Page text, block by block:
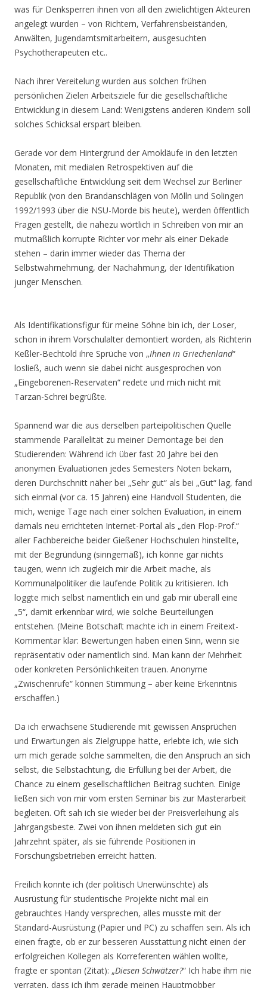
was für Denksperren ihnen von all den zwielichtigen Akteuren
angelegt wurden – von Richtern, Verfahrensbeiständen,
Anwälten, Jugendamtsmitarbeitern, ausgesuchten
Psychotherapeuten etc..
Nach ihrer Vereitelung wurden aus solchen frühen
persönlichen Zielen Arbeitsziele für die gesellschaftliche
Entwicklung in diesem Land: Wenigstens anderen Kindern soll
solches Schicksal erspart bleiben.
Gerade vor dem Hintergrund der Amokläufe in den letzten
Monaten, mit medialen Retrospektiven auf die
gesellschaftliche Entwicklung seit dem Wechsel zur Berliner
Republik (von den Brandanschlägen von Mölln und Solingen
1992/1993 über die NSU-Morde bis heute), werden öffentlich
Fragen gestellt, die nahezu wörtlich in Schreiben von mir an
mutmaßlich korrupte Richter vor mehr als einer Dekade
stehen – darin immer wieder das Thema der
Selbstwahrnehmung, der Nachahmung, der Identifikation
junger Menschen.
Als Identifikationsfigur für meine Söhne bin ich, der Loser,
schon in ihrem Vorschulalter demontiert worden, als Richterin
Keßler-Bechtold ihre Sprüche von „Ihnen in Griechenland“
losließ, auch wenn sie dabei nicht ausgesprochen von
„Eingeborenen-Reservaten“ redete und mich nicht mit
Tarzan-Schrei begrüßte.
Spannend war die aus derselben parteipolitischen Quelle
stammende Parallelität zu meiner Demontage bei den
Studierenden: Während ich über fast 20 Jahre bei den
anonymen Evaluationen jedes Semesters Noten bekam,
deren Durchschnitt näher bei „Sehr gut“ als bei „Gut“ lag, fand
sich einmal (vor ca. 15 Jahren) eine Handvoll Studenten, die
mich, wenige Tage nach einer solchen Evaluation, in einem
damals neu errichteten Internet-Portal als „den Flop-Prof.“
aller Fachbereiche beider Gießener Hochschulen hinstellte,
mit der Begründung (sinngemäß), ich könne gar nichts
taugen, wenn ich zugleich mir die Arbeit mache, als
Kommunalpolitiker die laufende Politik zu kritisieren. Ich
loggte mich selbst namentlich ein und gab mir überall eine
„5“, damit erkennbar wird, wie solche Beurteilungen
entstehen. (Meine Botschaft machte ich in einem Freitext-
Kommentar klar: Bewertungen haben einen Sinn, wenn sie
repräsentativ oder namentlich sind. Man kann der Mehrheit
oder konkreten Persönlichkeiten trauen. Anonyme
„Zwischenrufe“ können Stimmung – aber keine Erkenntnis
erschaffen.)
Da ich erwachsene Studierende mit gewissen Ansprüchen
und Erwartungen als Zielgruppe hatte, erlebte ich, wie sich
um mich gerade solche sammelten, die den Anspruch an sich
selbst, die Selbstachtung, die Erfüllung bei der Arbeit, die
Chance zu einem gesellschaftlichen Beitrag suchten. Einige
ließen sich von mir vom ersten Seminar bis zur Masterarbeit
begleiten. Oft sah ich sie wieder bei der Preisverleihung als
Jahrgangsbeste. Zwei von ihnen meldeten sich gut ein
Jahrzehnt später, als sie führende Positionen in
Forschungsbetrieben erreicht hatten.
Freilich konnte ich (der politisch Unerwünschte) als
Ausrüstung für studentische Projekte nicht mal ein
gebrauchtes Handy versprechen, alles musste mit der
Standard-Ausrüstung (Papier und PC) zu schaffen sein. Als ich
einen fragte, ob er zur besseren Ausstattung nicht einen der
erfolgreichen Kollegen als Korreferenten wählen wollte,
fragte er spontan (Zitat): „Diesen Schwätzer?“ Ich habe ihm nie
verraten, dass ich ihm gerade meinen Hauptmobber